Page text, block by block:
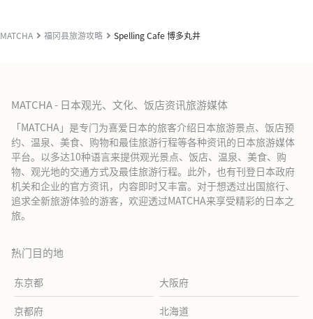
MATCHA 福冈县旅游攻略 Spelling Cafe 博多丸井
MATCHA - 日本观光、文化、饭店资讯旅游媒体
「MATCHA」是专门为喜爱日本的旅客介绍日本旅游景点、饭店预
约、温泉、美食、购物和最佳旅游行程等各种资讯的日本旅游媒体
平台。以多达10种语言来提供观光景点、饭店、温泉、美食、购
物、观光地的交通方式及最佳旅游行程。此外，也有刊登日本政府
机关和企业的官方资讯，内容即时又丰富。对于想透过出国旅行、
追求全新旅游体验的游客，欢迎透过MATCHA来享受精彩的日本之
旅。
热门目的地
东京都 大阪府
京都府 北海道